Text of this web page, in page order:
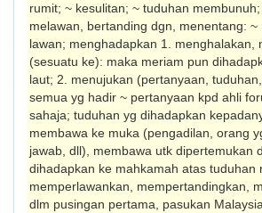
rumit; ~ kesulitan; ~ tuduhan membunuh;
melawan, bertanding dgn, menentang: ~
lawan; menghadapkan 1. menghalakan,
(sesuatu ke): maka meriam pun
laut; 2. menujukan (pertanyaan,
semua yg hadir ~ pertanyaan kpd ahli
sahaja; tuduhan yg dihadapkan
membawa ke muka (pengadilan, orang
jawab, dll), membawa utk dipertemukan
dihadapkan ke mahkamah atas tuduhan
memperlawankan, memper­tanding­kan,
dlm pusing­an pertama, pasukan